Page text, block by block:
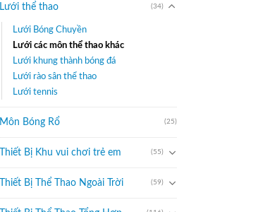
Lưới thể thao (34)
Lưới Bóng Chuyền
Lưới các môn thể thao khác
Lưới khung thành bóng đá
Lưới rào sân thể thao
Lưới tennis
Môn Bóng Rổ (25)
Thiết Bị Khu vui chơi trẻ em (55)
Thiết Bị Thể Thao Ngoài Trời (59)